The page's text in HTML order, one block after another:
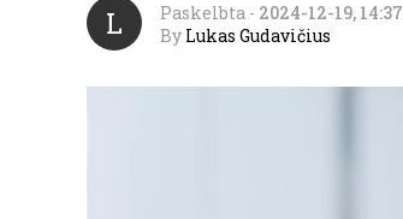
L Paskelbta - 2024-12-19, 14:37
By Lukas Gudavičius